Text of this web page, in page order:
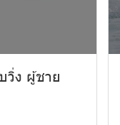
วิ่ง ผู้ชาย